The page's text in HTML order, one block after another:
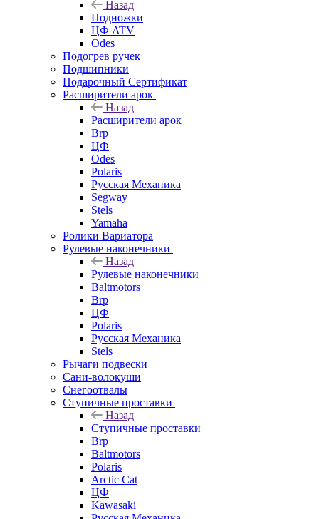
Назад
Подножки
ЦФ ATV
Odes
Подогрев ручек
Подшипники
Подарочный Сертификат
Расширители арок
Назад
Расширители арок
Brp
ЦФ
Odes
Polaris
Русская Механика
Segway
Stels
Yamaha
Ролики Вариатора
Рулевые наконечники
Назад
Рулевые наконечники
Baltmotors
Brp
ЦФ
Polaris
Русская Механика
Stels
Рычаги подвески
Сани-волокуши
Снегоотвалы
Ступичные проставки
Назад
Ступичные проставки
Brp
Baltmotors
Polaris
Arctic Cat
ЦФ
Kawasaki